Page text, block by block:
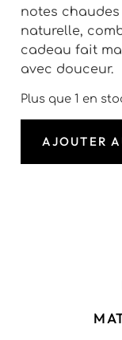
notes
naturelle,
cadeau fait
avec douceur.
Plus que 1 en
AJOUTER